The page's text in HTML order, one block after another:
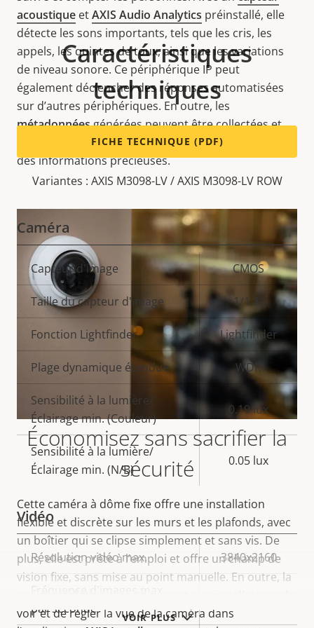
acoustique etAXIS Audio Analytics préinstallé, elle
détecte les sons importants, tels que les cris, les
appels, les quintes de toux, ainsi que les variations
de niveau sonore. Ce périphérique IP peut
également déclencher des réponses automatisées
sur d’autres périphériques. En outre, les
métadonnéesgénérées peuvent être collectées et
visualisées dans un tableau de bord afin d'obtenir
des informations précieuses.
Économisez sans sacrifier la
sécurité
Cette caméra à dôme fixe offre une installation
flexible et discrète sur les murs et les plafonds, avec
un boîtier qui se clipse simplement et sans vis. De
plus, elle est prête à l’emploi et offre un champ de
vision fixe, sans mise au point manuelle. En outre, la
voir et de régler la vue de la caméra dans
VOIR PLUS
Caractéristiques
techniques
FICHE TECHNIQUE (PDF)
Variantes : AXIS M3098-LV / AXIS M3098-LV ROW
Caméra
Description
de la
propriété
Valeur de
propriété
Capteur d'image CMOS
Taille du capteur d'image 1/1.8"
Fonction Lightfinder Lightfinder
Plage dynamique étendue WDR
Sensibilité à la lumière/
Éclairage min. (Couleur)
0.19 lux
Sensibilité à la lumière/
Éclairage min. (N/B)
0.05 lux
Vidéo
Description
de la
Valeur de
la
Résolution vidéo max. 3840x2160
par seconde